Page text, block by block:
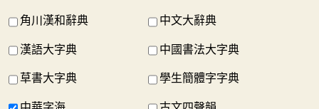
角川漢和辭典 中文大辭典
漢語大字典 中國書法大字典
草書大字典 學生簡體字字典